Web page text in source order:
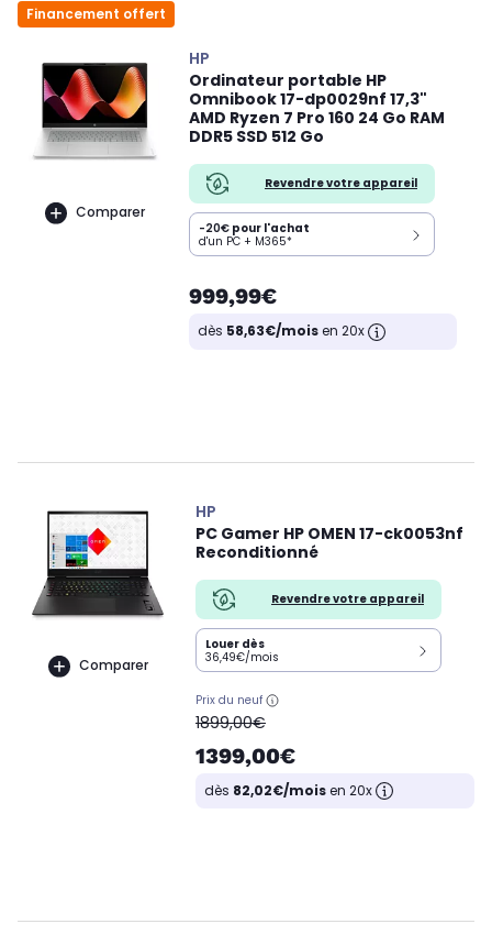
Financement offert
Comparer
HP
Ordinateur portable HP
Omnibook 17-dp0029nf 17,3"
AMD Ryzen 7 Pro 160 24 Go RAM
DDR5 SSD 512 Go
Revendre votre appareil
-20€ pour l'achat
d'un PC + M365*
999,99€
dès 58,63€/moisen 20x
Comparer
HP
PC Gamer HP OMEN 17-ck0053nf
Reconditionné
Revendre votre appareil
Louer dès
36,49€/mois
Prix du neuf
oldPrice
1899,00€
1399,00€
dès 82,02€/moisen 20x